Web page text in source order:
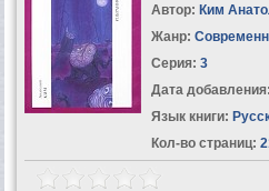
Автор: Ким
Жанр:
Серия: 3
Дата добавления:
Язык книги:
Кол-во страниц: